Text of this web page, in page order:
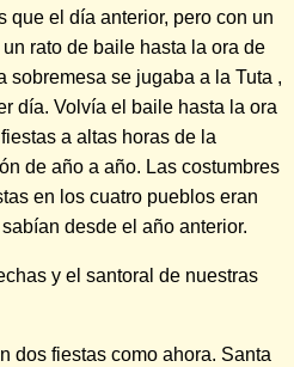
que el día anterior, pero con un
rato de baile hasta la ora de
sobremesa se jugaba a la Tuta ,
día. Volvía el baile hasta la ora
a altas horas de la
de año a año. Las costumbres
en los cuatro pueblos eran
desde el año anterior.
y el santoral de nuestras
dos fiestas como ahora. Santa